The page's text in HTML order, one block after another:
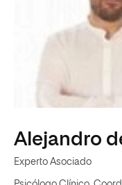
Alejandro
Experto Asociado